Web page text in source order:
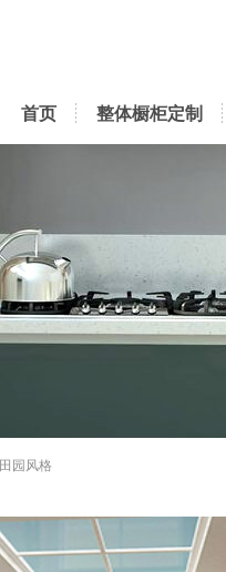
首页 整体橱柜定制
田园风格